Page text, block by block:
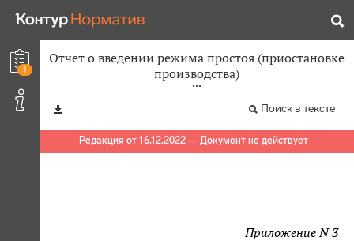
1
Отчет о введении режима простоя (приостановке
производства)
Поиск в тексте
Редакция от 16.12.2022 — Документ не действует
Приложение N 3